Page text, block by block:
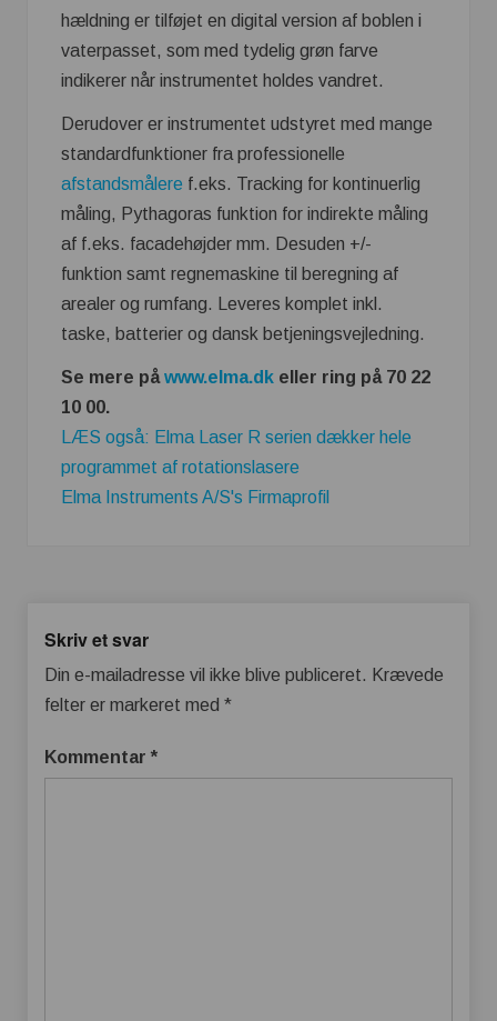
hældning er tilføjet en digital version af boblen i
vaterpasset, som med tydelig grøn farve
indikerer når instrumentet holdes vandret.
Derudover er instrumentet udstyret med mange
standardfunktioner fra professionelle
afstandsmålere f.eks. Tracking for kontinuerlig
måling, Pythagoras funktion for indirekte måling
af f.eks. facadehøjder mm. Desuden +/-
funktion samt regnemaskine til beregning af
arealer og rumfang. Leveres komplet inkl.
taske, batterier og dansk betjeningsvejledning.
Se mere påwww.elma.dk eller ring på 70 22
10 00.
LÆS også: Elma Laser R serien dækker hele
programmet af rotationslasere
Elma Instruments A/S's Firmaprofil
Skriv et svar
Din e-mailadresse vil ikke blive publiceret. Krævede
felter er markeret med *
Kommentar *